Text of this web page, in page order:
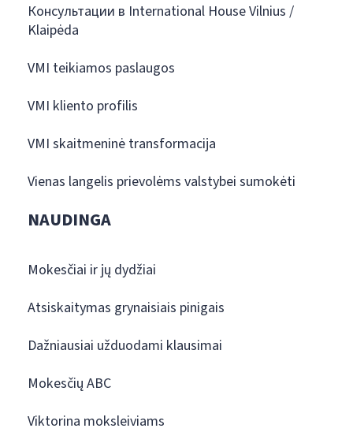
Консультации в International House Vilnius /
Klaipėda
VMI teikiamos paslaugos
VMI kliento profilis
VMI skaitmeninė transformacija
Vienas langelis prievolėms valstybei sumokėti
NAUDINGA
Mokesčiai ir jų dydžiai
Atsiskaitymas grynaisiais pinigais
Dažniausiai užduodami klausimai
Mokesčių ABC
Viktorina moksleiviams